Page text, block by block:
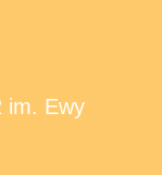
im. Ewy